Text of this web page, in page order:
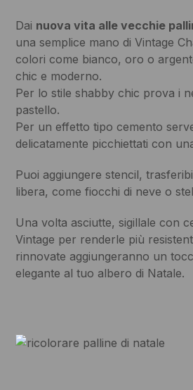
Dai nuova vita alle vecchie
una semplice mano di Vintage
colori come bianco, oro o
chic e moderno.
Per lo stile shabby chic prova i
pastello.
Per un effetto tipo cemento
delicatamente picchiettati con
Puoi aggiungere stencil,
libera, come fiocchi di neve o
Una volta asciutte, sigillale con
Vintage per renderle più
rinnovate aggiungeranno un
elegante al tuo albero di Natale.